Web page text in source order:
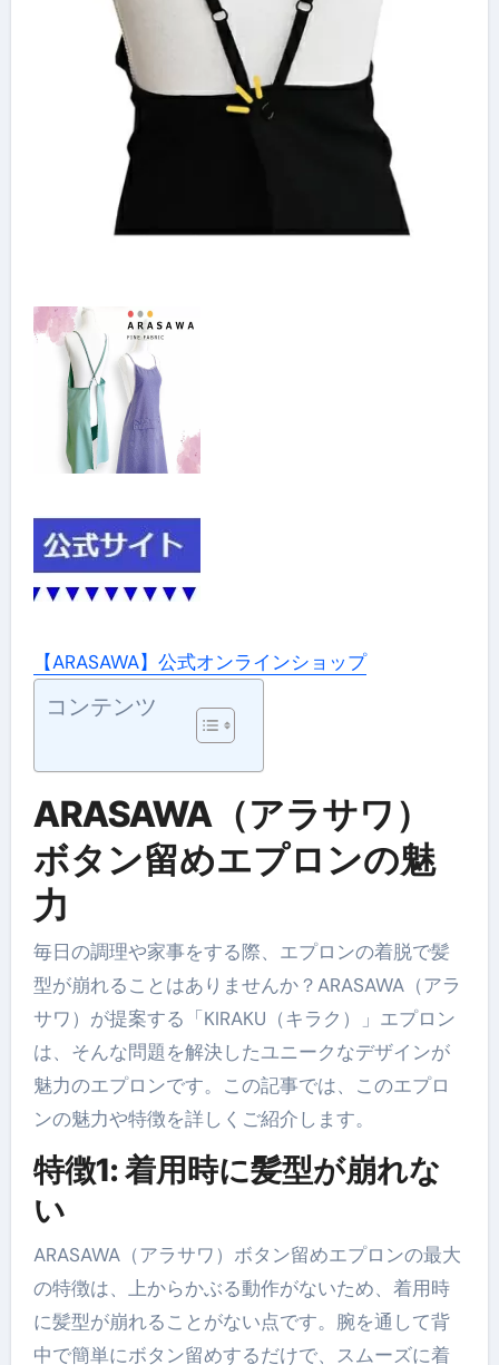
【ARASAWA】公式オンラインショップ
コンテンツ
ARASAWA（アラサワ）
ボタン留めエプロンの魅
力
毎日の調理や家事をする際、エプロンの着脱で髪
型が崩れることはありませんか？ARASAWA（アラ
サワ）が提案する「KIRAKU（キラク）」エプロン
は、そんな問題を解決したユニークなデザインが
魅力のエプロンです。この記事では、このエプロ
ンの魅力や特徴を詳しくご紹介します。
特徴1: 着用時に髪型が崩れな
い
ARASAWA（アラサワ）ボタン留めエプロンの最大
の特徴は、上からかぶる動作がないため、着用時
に髪型が崩れることがない点です。腕を通して背
中で簡単にボタン留めするだけで、スムーズに着